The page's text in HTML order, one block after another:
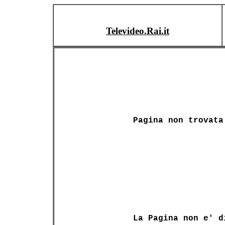
Televideo.Rai.it
Pagina non trovata
La Pagina non e'